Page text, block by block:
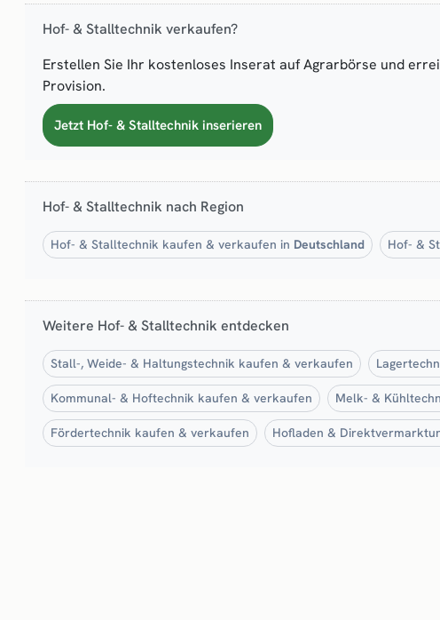
Hof- & Stalltechnik verkaufen?
Erstellen Sie Ihr kostenloses Inserat auf Agrarbörse und
Provision.
Jetzt Hof- & Stalltechnik inserieren
Hof- & Stalltechnik nach Region
Hof- & Stalltechnik kaufen & verkaufen in Deutschland Hof- &
Weitere Hof- & Stalltechnik entdecken
Stall-, Weide- & Haltungstechnik kaufen & verkaufen
Kommunal- & Hoftechnik kaufen & verkaufen Melk- &
Fördertechnik kaufen & verkaufen Hofladen &